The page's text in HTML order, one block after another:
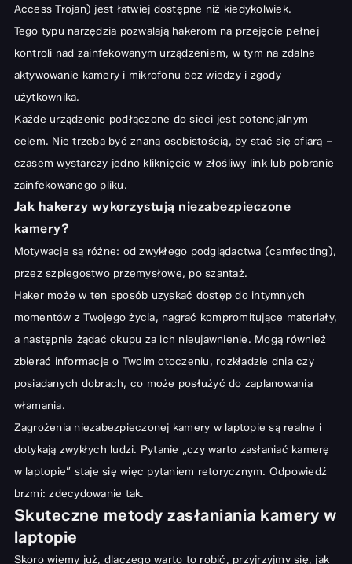
Jak wybrać idealną zaślepkę do Twojego laptopa?
Na co zwrócić uwagę przy zakupie?
Materiał i estetyka – funkcjonalność idzie w parze z wyglądem
Access Trojan) jest łatwiej dostępne niż kiedykolwiek.
Tego typu narzędzia pozwalają hakerom na przejęcie pełnej
kontroli nad zainfekowanym urządzeniem, w tym na zdalne
aktywowanie kamery i mikrofonu bez wiedzy i zgody
użytkownika.
Każde urządzenie podłączone do sieci jest potencjalnym
celem. Nie trzeba być znaną osobistością, by stać się ofiarą –
czasem wystarczy jedno kliknięcie w złośliwy link lub pobranie
zainfekowanego pliku.
Jak hakerzy wykorzystują niezabezpieczone
kamery?
Motywacje są różne: od zwykłego podglądactwa (camfecting),
przez szpiegostwo przemysłowe, po szantaż.
Haker może w ten sposób uzyskać dostęp do intymnych
momentów z Twojego życia, nagrać kompromitujące materiały,
a następnie żądać okupu za ich nieujawnienie. Mogą również
zbierać informacje o Twoim otoczeniu, rozkładzie dnia czy
posiadanych dobrach, co może posłużyć do zaplanowania
włamania.
Zagrożenia niezabezpieczonej kamery w laptopie są realne i
dotykają zwykłych ludzi. Pytanie „czy warto zasłaniać kamerę
w laptopie” staje się więc pytaniem retorycznym. Odpowiedź
brzmi: zdecydowanie tak.
Skuteczne metody zasłaniania kamery w
laptopie
Skoro wiemy już, dlaczego warto to robić, przyjrzyjmy się, jak